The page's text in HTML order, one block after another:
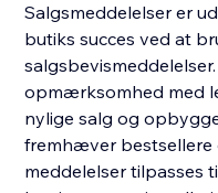
Salgsmeddelelser er
butiks succes ved at
opmærksomhed med
nylige salg og
fremhæver bestsellere
meddelelser tilpasses